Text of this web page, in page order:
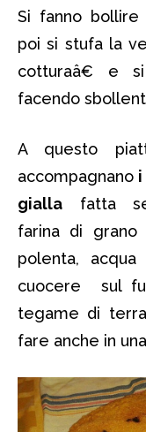
Si fanno
poi si stufa la
cotturaâ€ e
facendo
A questo
accompagnano i
gialla fatta
farina di
polenta,
cuocere sul
tegame di
fare anche in